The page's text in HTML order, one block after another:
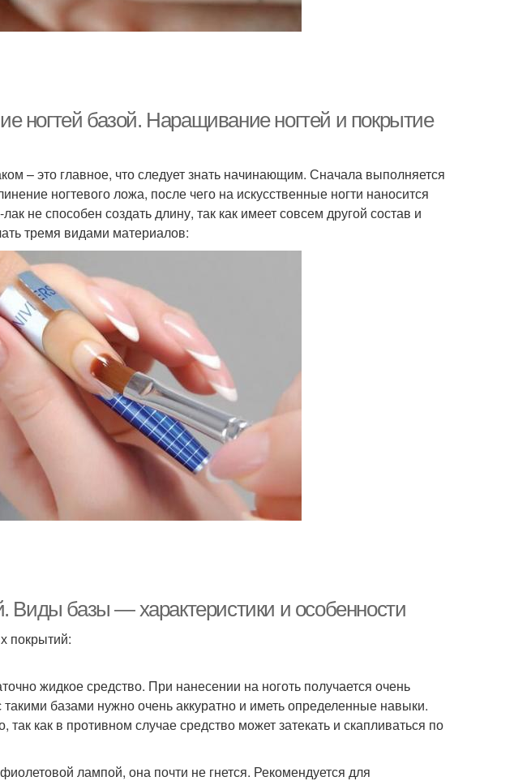
ногтей базой. Наращивание ногтей и покрытие
– это главное, что следует знать начинающим. Сначала выполняется
ногтевого ложа, после чего на искусственные ногти наносится
не способен создать длину, так как имеет совсем другой состав и
тремя видами материалов:
Виды базы — характеристики и особенности
покрытий:
жидкое средство. При нанесении на ноготь получается очень
базами нужно очень аккуратно и иметь определенные навыки.
как в противном случае средство может затекать и скапливаться по
лампой, она почти не гнется. Рекомендуется для